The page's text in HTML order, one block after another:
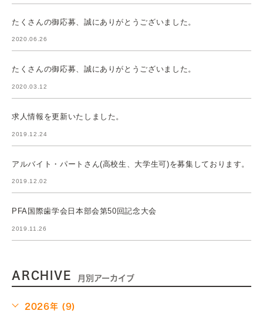
たくさんの御応募、誠にありがとうございました。
2020.06.26
たくさんの御応募、誠にありがとうございました。
2020.03.12
求人情報を更新いたしました。
2019.12.24
アルバイト・パートさん(高校生、大学生可)を募集しております。
2019.12.02
PFA国際歯学会日本部会第50回記念大会
2019.11.26
ARCHIVE 月別アーカイブ
2026年 (9)